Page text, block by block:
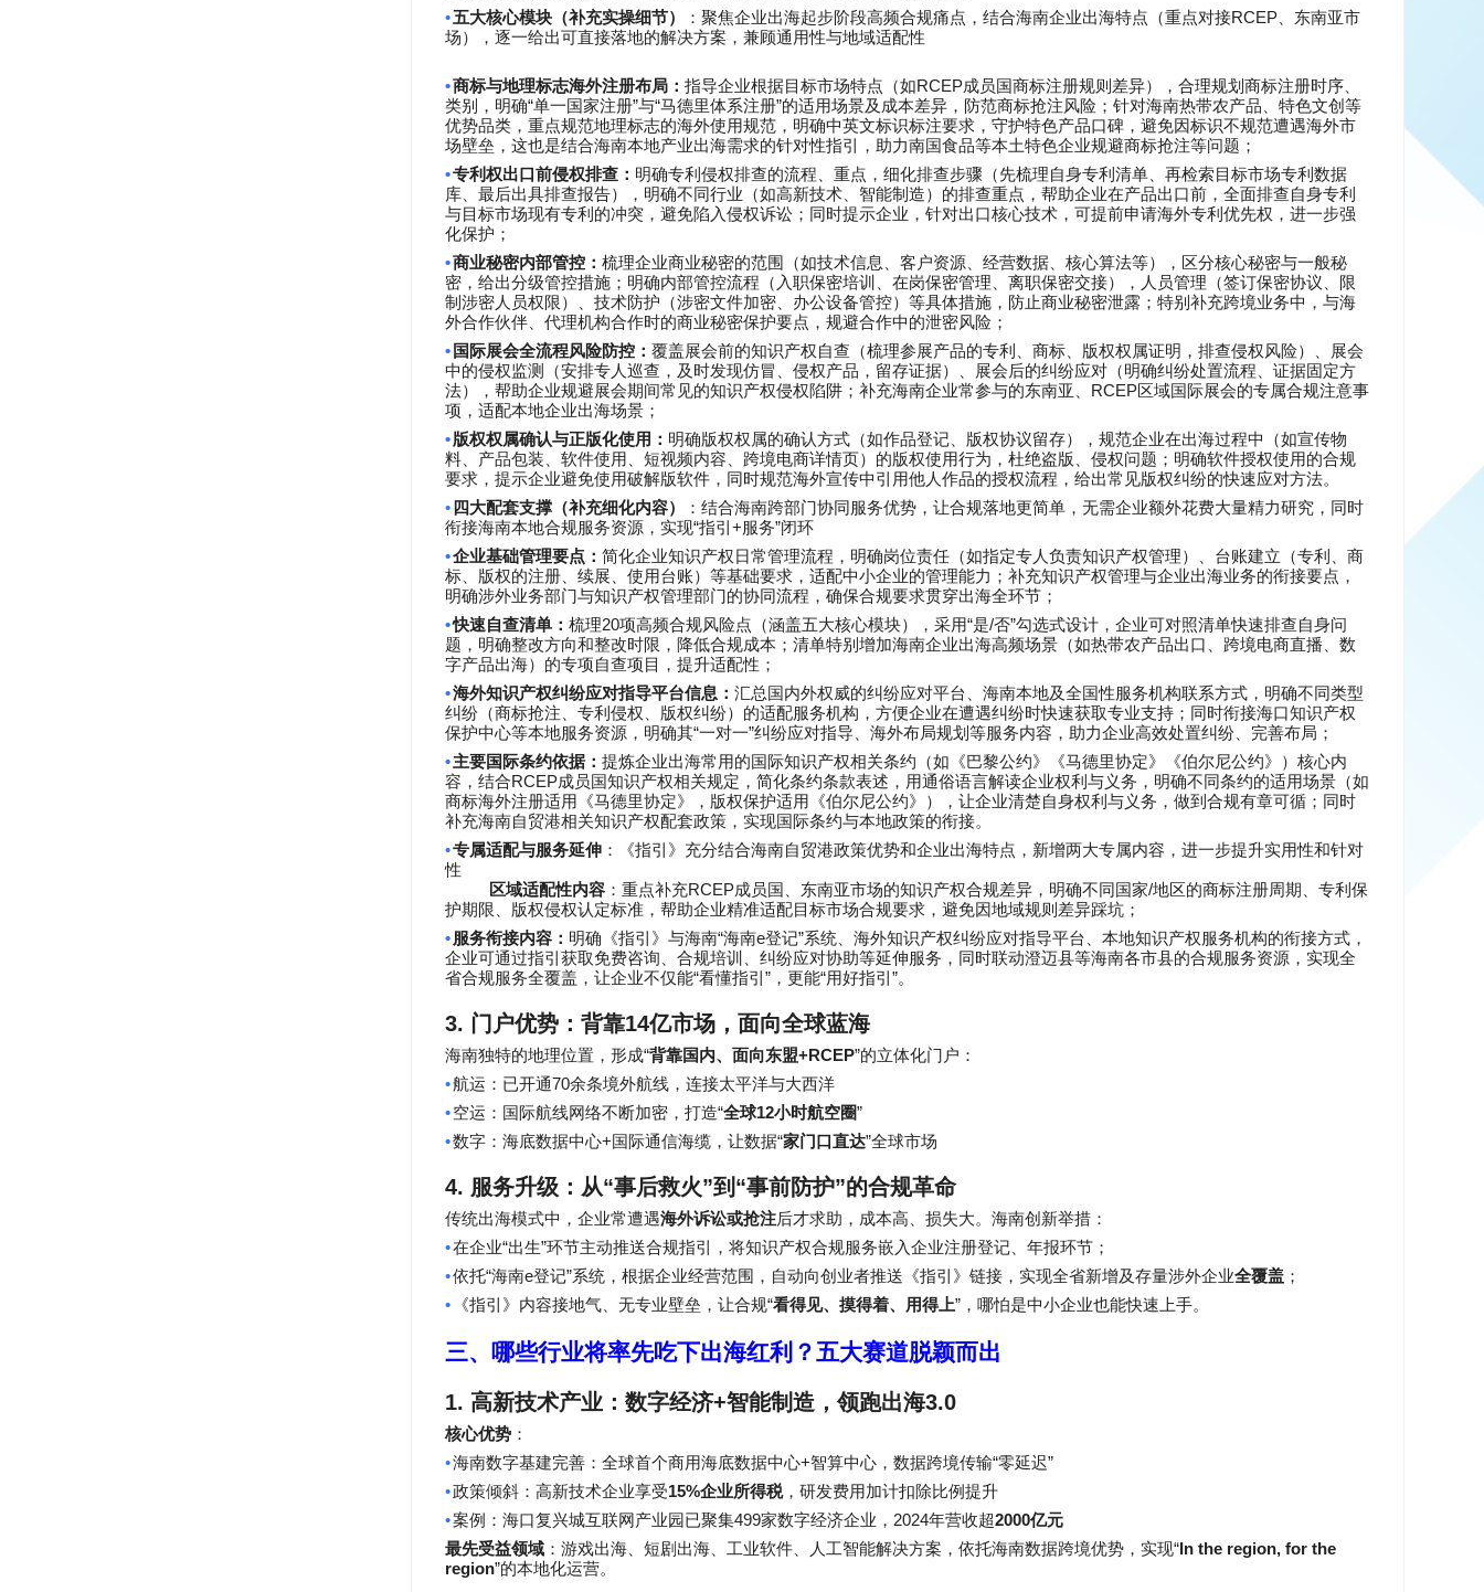
•五大核心模块（补充实操细节） ：聚焦企业出海起步阶段高频合规痛点，结合海南企业出海特点（重点对接RCEP 、东南亚市
场），逐一给出可直接落地的解决方案，兼顾通用性与地域适配性
•商标与地理标志海外注册布局： 指导企业根据目标市场特点（如RCEP成员国商标注册规则差异），合理规划商标注册时序、
类别，明确“单一国家注册”与“马德里体系注册”的适用场景及成本差异，防范商标抢注风险；针对海南热带农产品、特色文创等
优势品类，重点规范地理标志的海外使用规范，明确中英文标识标注要求，守护特色产品口碑，避免因标识不规范遭遇海外市
场壁垒，这也是结合海南本地产业出海需求的针对性指引，助力南国食品等本土特色企业规避商标抢注等问题；
•专利权出口前侵权排查： 明确专利侵权排查的流程、重点，细化排查步骤（先梳理自身专利清单、再检索目标市场专利数据
库、最后出具排查报告），明确不同行业（如高新技术、智能制造）的排查重点，帮助企业在产品出口前，全面排查自身专利
与目标市场现有专利的冲突，避免陷入侵权诉讼；同时提示企业，针对出口核心技术，可提前申请海外专利优先权，进一步强
化保护；
•商业秘密内部管控： 梳理企业商业秘密的范围（如技术信息、客户资源、经营数据、核心算法等），区分核心秘密与一般秘
密，给出分级管控措施；明确内部管控流程（入职保密培训、在岗保密管理、离职保密交接），人员管理（签订保密协议、限
制涉密人员权限）、技术防护（涉密文件加密、办公设备管控）等具体措施，防止商业秘密泄露；特别补充跨境业务中，与海
外合作伙伴、代理机构合作时的商业秘密保护要点，规避合作中的泄密风险；
• 国际展会全流程风险防控： 覆盖展会前的知识产权自查（梳理参展产品的专利、商标、版权权属证明，排查侵权风险）、展会
中的侵权监测（安排专人巡查，及时发现仿冒、侵权产品，留存证据）、展会后的纠纷应对（明确纠纷处置流程、证据固定方
法），帮助企业规避展会期间常见的知识产权侵权陷阱；补充海南企业常参与的东南亚、 RCEP区域国际展会的专属合规注意事
项，适配本地企业出海场景；
•版权权属确认与正版化使用： 明确版权权属的确认方式（如作品登记、版权协议留存），规范企业在出海过程中（如宣传物
料、产品包装、软件使用、短视频内容、跨境电商详情页）的版权使用行为，杜绝盗版、侵权问题；明确软件授权使用的合规
要求，提示企业避免使用破解版软件，同时规范海外宣传中引用他人作品的授权流程，给出常见版权纠纷的快速应对方法。
• 四大配套支撑（补充细化内容）
：结合海南跨部门协同服务优势，让合规落地更简单，无需企业额外花费大量精力研究，同时
衔接海南本地合规服务资源，实现“指引 + 服务”闭环
•企业基础管理要点： 简化企业知识产权日常管理流程，明确岗位责任（如指定专人负责知识产权管理）、台账建立（专利、商
标、版权的注册、续展、使用台账）等基础要求，适配中小企业的管理能力；补充知识产权管理与企业出海业务的衔接要点，
明确涉外业务部门与知识产权管理部门的协同流程，确保合规要求贯穿出海全环节；
•快速自查清单： 梳理20项高频合规风险点（涵盖五大核心模块），采用“是/否”勾选式设计，企业可对照清单快速排查自身问
题，明确整改方向和整改时限，降低合规成本；清单特别增加海南企业出海高频场景（如热带农产品出口、跨境电商直播、数
字产品出海）的专项自查项目，提升适配性；
•海外知识产权纠纷应对指导平台信息： 汇总国内外权威的纠纷应对平台、海南本地及全国性服务机构联系方式，明确不同类型
纠纷（商标抢注、专利侵权、版权纠纷）的适配服务机构，方便企业在遭遇纠纷时快速获取专业支持；同时衔接海口知识产权
保护中心等本地服务资源，明确其“一对一”纠纷应对指导、海外布局规划等服务内容，助力企业高效处置纠纷、完善布局；
•主要国际条约依据： 提炼企业出海常用的国际知识产权相关条约（如《巴黎公约》《马德里协定》《伯尔尼公约》）核心内
容，结合RCEP成员国知识产权相关规定，简化条约条款表述，用通俗语言解读企业权利与义务，明确不同条约的适用场景（如
商标海外注册适用《马德里协定》，版权保护适用《伯尔尼公约》），让企业清楚自身权利与义务，做到合规有章可循；同时
补充海南自贸港相关知识产权配套政策，实现国际条约与本地政策的衔接。
•专属适配与服务延伸 ：《指引》充分结合海南自贸港政策优势和企业出海特点，新增两大专属内容，进一步提升实用性和针对
性
区域适配性内容 ：重点补充RCEP成员国、东南亚市场的知识产权合规差异，明确不同国家/地区的商标注册周期、专利保
护期限、版权侵权认定标准，帮助企业精准适配目标市场合规要求，避免因地域规则差异踩坑；
•服务衔接内容： 明确《指引》与海南“海南e登记”系统、海外知识产权纠纷应对指导平台、本地知识产权服务机构的衔接方式，
企业可通过指引获取免费咨询、合规培训、纠纷应对协助等延伸服务，同时联动澄迈县等海南各市县的合规服务资源，实现全
省合规服务全覆盖，让企业不仅能“看懂指引 ” ，更能“用好指引 ”。
3. 门户优势：背靠14亿市场，面向全球蓝海
海南独特的地理位置，形成“背靠国内、面向东盟+RCEP”的立体化门户：
•航运：已开通70余条境外航线，连接太平洋与大西洋
•空运：国际航线网络不断加密，打造“全球12小时航空圈”
•数字：海底数据中心+ 国际通信海缆，让数据“家门口直达”全球市场
4. 服务升级：从“事后救火”到 “事前防护”的合规革命
传统出海模式中，企业常遭遇海外诉讼或抢注后才求助，成本高、损失大。海南创新举措：
•在企业“出生”环节主动推送合规指引，将知识产权合规服务嵌入企业注册登记、年报环节；
•依托“海南e登记”系统，根据企业经营范围，自动向创业者推送《指引》链接，实现全省新增及存量涉外企业全覆盖 ；
• 《指引》内容接地气、无专业壁垒，让合规“看得见、摸得着、用得上” ，哪怕是中小企业也能快速上手。
三、哪些行业将率先吃下出海红利？五大赛道脱颖而出
1. 高新技术产业：数字经济+智能制造，领跑出海3.0
核心优势 ：
•海南数字基建完善：全球首个商用海底数据中心+智算中心，数据跨境传输“零延迟”
•政策倾斜：高新技术企业享受15%企业所得税，研发费用加计扣除比例提升
•案例：海口复兴城互联网产业园已聚集499家数字经济企业， 2024年营收超2000亿元
最先受益领域 ：游戏出海、短剧出海、工业软件、人工智能解决方案，依托海南数据跨境优势，实现“In the region, for the
region”的本地化运营。